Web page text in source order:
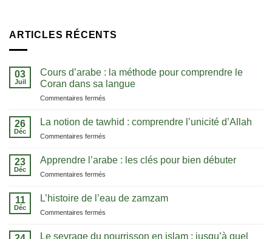
ARTICLES RÉCENTS
03
Juil
Cours d’arabe : la méthode pour comprendre le
Coran dans sa langue
Commentaires fermés
d’arabe
pour
dans
26
Déc
La notion de tawhid : comprendre l’unicité d’Allah
Commentaires fermés
notion
comprendre
23
Déc
Apprendre l’arabe : les clés pour bien débuter
Commentaires fermés
l’arabe
pour
11
Déc
L’histoire de l’eau de zamzam
Commentaires fermés
Le sevrage du nourrisson en islam : jusqu’à quel